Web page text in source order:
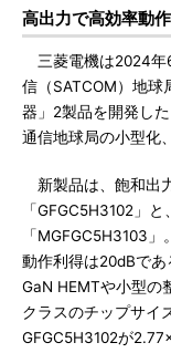
高出力で高効率動
三菱電機は2024年
信（SATCOM）地球
器」2製品を開発し
通信地球局の小型化
新製品は、飽和出
「GFGC5H3102」
「MGFGC5H3103
動作利得は20dBで
GaN HEMTや小型の
クラスのチップサイ
GFGC5H3102が